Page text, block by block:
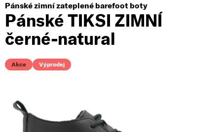
Pánské zimní zateplené barefoot boty
Pánské TIKSI ZIMNÍ
černé-natural
Akce Výprodej